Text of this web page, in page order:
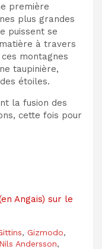
première
plus grandes
puissent se
à travers
montagnes
taupinière,
étoiles.
la fusion des
cette fois pour
Angais) sur le
, Gizmodo,
Nils Andersson,